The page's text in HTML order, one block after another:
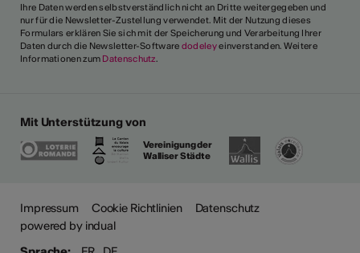
Ihre Daten werden selbstverständlich nicht an Dritte weitergegeben und
nur für die Newsletter-Zustellung verwendet. Mit der Nutzung dieses
Formulars erklären Sie sich mit der Speicherung und Verarbeitung Ihrer
Daten durch die Newsletter-Software dodeleyeinverstanden. Weitere
Informationen zum Datenschutz.
Mit Unterstützung von
Vereinigung der
Walliser Städte
Impressum Cookie Richtlinien
Datenschutz
powered by indual